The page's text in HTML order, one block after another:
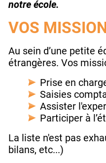
notre école.
VOS
Au sein d’une petite
étrangères. Vos
Prise en
Saisies
Assister
Participer à
La liste n'est pas
bilans, etc...)